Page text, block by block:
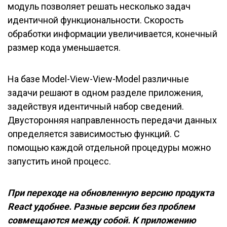
модуль позволяет решать несколько задач
идентичной функциональности. Скорость
обработки информации увеличивается, конечный
размер кода уменьшается.
На базе Model-View-View-Model различные
задачи решают в одном разделе приложения,
задействуя идентичный набор сведений.
Двусторонняя направленность передачи данных
определяется зависимостью функций. С
помощью каждой отдельной процедуры можно
запустить иной процесс.
При переходе на обновленную версию продукта
React удобнее. Разные версии без проблем
совмещаются между собой. К приложению